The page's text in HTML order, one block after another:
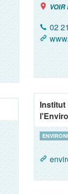
VOIR
02
Institut